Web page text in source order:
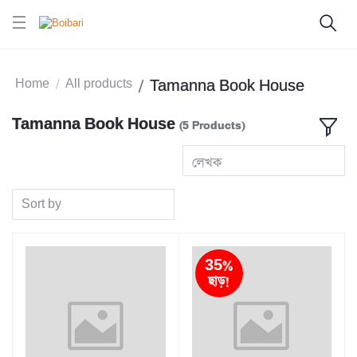
Home All products Tamanna Book House
Tamanna Book House (5 Products)
লেখক
Sort by
35%
ছাড়!